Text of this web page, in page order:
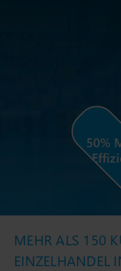
50%
MEHR ALS 150
EINZELHANDEL